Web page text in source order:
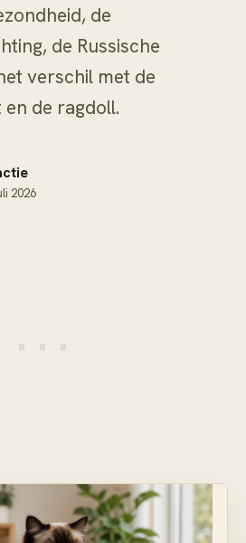
de
de Russische
verschil met de
de ragdoll.
2026